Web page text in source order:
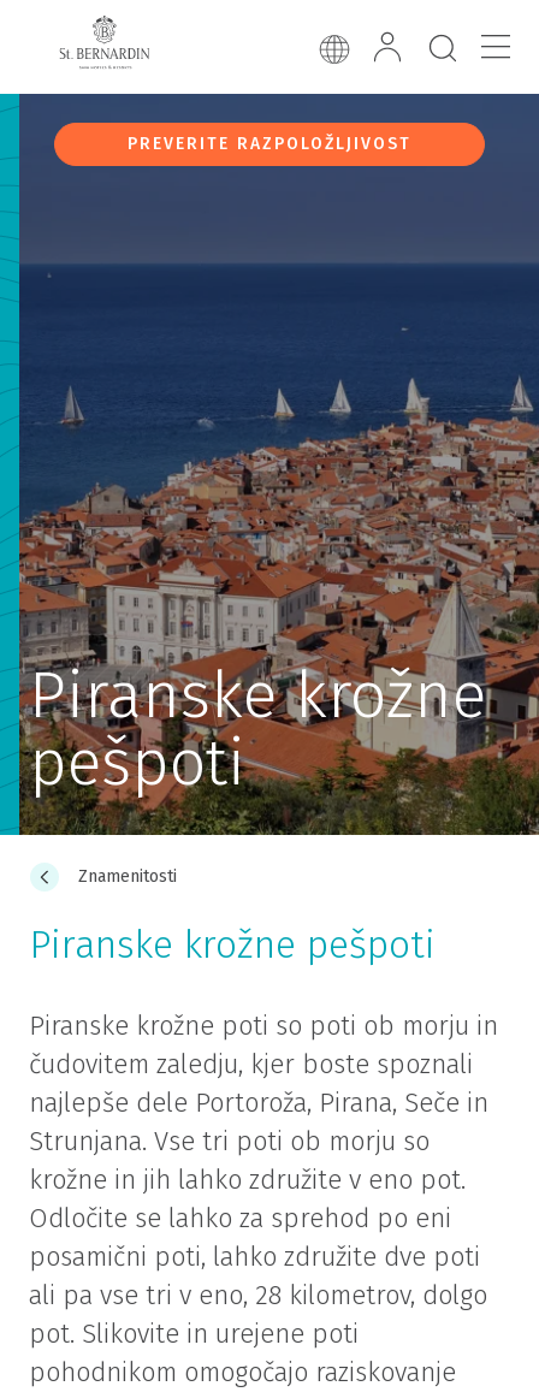
PREVERITE RAZPOLOŽLJIVOST
Piranske krožne
pešpoti
Znamenitosti
Piranske krožne pešpoti
Piranske krožne poti so poti ob morju in
čudovitem zaledju, kjer boste spoznali
najlepše dele Portoroža, Pirana, Seče in
Strunjana. Vse tri poti ob morju so
krožne in jih lahko združite v eno pot.
Odločite se lahko za sprehod po eni
posamični poti, lahko združite dve poti
ali pa vse tri v eno, 28 kilometrov, dolgo
pot. Slikovite in urejene poti
pohodnikom omogočajo raziskovanje